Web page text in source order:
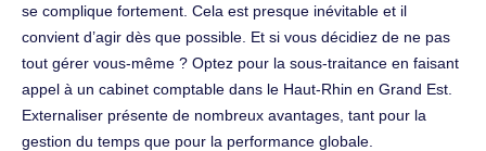
se complique fortement. Cela est presque inévitable et il
convient d’agir dès que possible. Et si vous décidiez de ne pas
tout gérer vous-même ? Optez pour la sous-traitance en faisant
appel à un cabinet comptable dans le Haut-Rhin en Grand Est.
Externaliser présente de nombreux avantages, tant pour la
gestion du temps que pour la performance globale.